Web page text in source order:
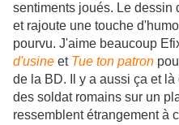
sentiments joués. Le dessin
et rajoute une touche
pourvu. J'aime beaucoup
d'usine et Tue ton patron
de la BD. Il y a aussi ça et
des soldat romains sur un
ressemblent étrangement à